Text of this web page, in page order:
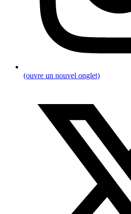
(ouvre un nouvel onglet)